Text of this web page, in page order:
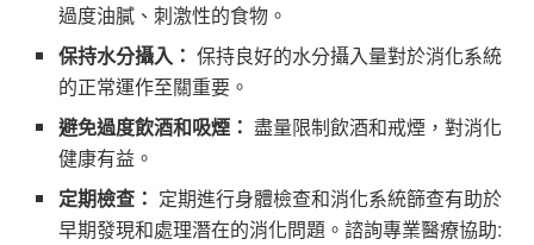
過度油膩、刺激性的食物。
保持水分攝入： 保持良好的水分攝入量對於消化系統
的正常運作至關重要。
避免過度飲酒和吸煙： 盡量限制飲酒和戒煙，對消化
健康有益。
定期檢查： 定期進行身體檢查和消化系統篩查有助於
早期發現和處理潛在的消化問題。諮詢專業醫療協助: